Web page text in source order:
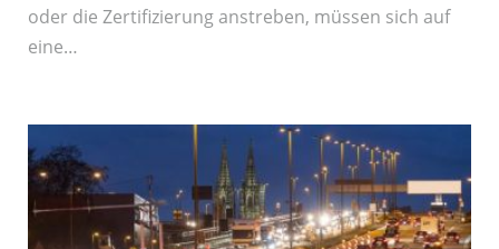
oder die Zertifizierung anstreben, müssen sich auf
eine…